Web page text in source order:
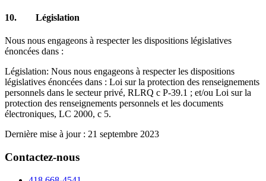
10. Législation
Nous nous engageons à respecter les dispositions législatives
énoncées dans :
Législation: Nous nous engageons à respecter les dispositions
législatives énoncées dans : Loi sur la protection des renseignements
personnels dans le secteur privé, RLRQ c P-39.1 ; et/ou Loi sur la
protection des renseignements personnels et les documents
électroniques, LC 2000, c 5.
Dernière mise à jour : 21 septembre 2023
Contactez-nous